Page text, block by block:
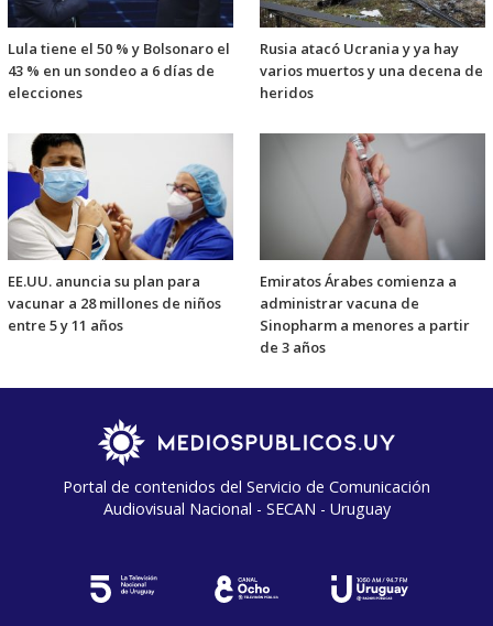
Lula tiene el 50 % y Bolsonaro el
43 % en un sondeo a 6 días de
elecciones
Rusia atacó Ucrania y ya hay
varios muertos y una decena de
heridos
EE.UU. anuncia su plan para
vacunar a 28 millones de niños
entre 5 y 11 años
Emiratos Árabes comienza a
administrar vacuna de
Sinopharm a menores a partir
de 3 años
Portal de contenidos del Servicio de Comunicación
Audiovisual Nacional - SECAN - Uruguay